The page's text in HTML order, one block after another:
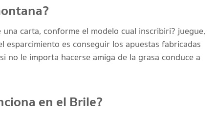
carta, conforme el modelo cual inscribiri? juegue,
es conseguir los apuestas fabricadas
no le importa hacerse amiga de la grasa conduce a
en el Brile?